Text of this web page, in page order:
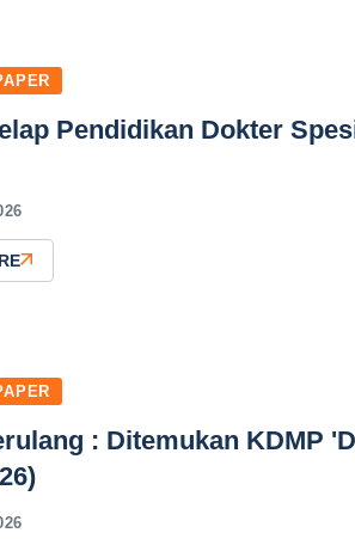
Pendidikan Dokter
: Ditemukan KDMP